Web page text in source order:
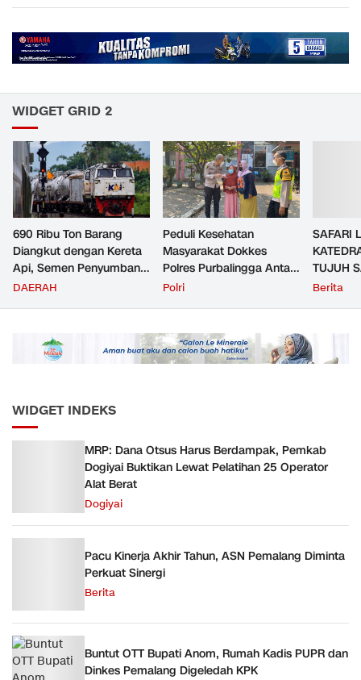
WIDGET GRID 2
690 Ribu Ton Barang
Diangkut dengan Kereta
Api, Semen Penyumbang
Volume Terbesar
Semester 1 Tahun 2026
DAERAH
Peduli Kesehatan
Masyarakat Dokkes
Polres Purbalingga Antar
Jemput Pasien TB Paru
Polri
SAFARI
TUJUH
MAKNA
Berita
WIDGET INDEKS
MRP: Dana Otsus Harus Berdampak, Pemkab
Dogiyai Buktikan Lewat Pelatihan 25 Operator
Alat Berat
Dogiyai
Pacu Kinerja Akhir Tahun, ASN Pemalang Diminta
Perkuat Sinergi
Berita
Buntut OTT Bupati Anom, Rumah Kadis PUPR dan
Dinkes Pemalang Digeledah KPK